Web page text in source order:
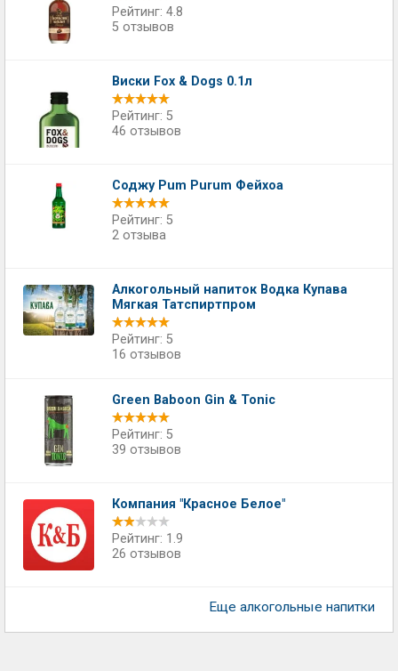
Рейтинг: 4.8
5 отзывов
Виски Fox & Dogs 0.1л
Рейтинг: 5
46 отзывов
Соджу Pum Purum Фейхоа
Рейтинг: 5
2 отзыва
Алкогольный напиток Водка Купава
Мягкая Татспиртпром
Рейтинг: 5
16 отзывов
Green Baboon Gin & Tonic
Рейтинг: 5
39 отзывов
Компания "Красное Белое"
Рейтинг: 1.9
26 отзывов
Еще алкогольные напитки